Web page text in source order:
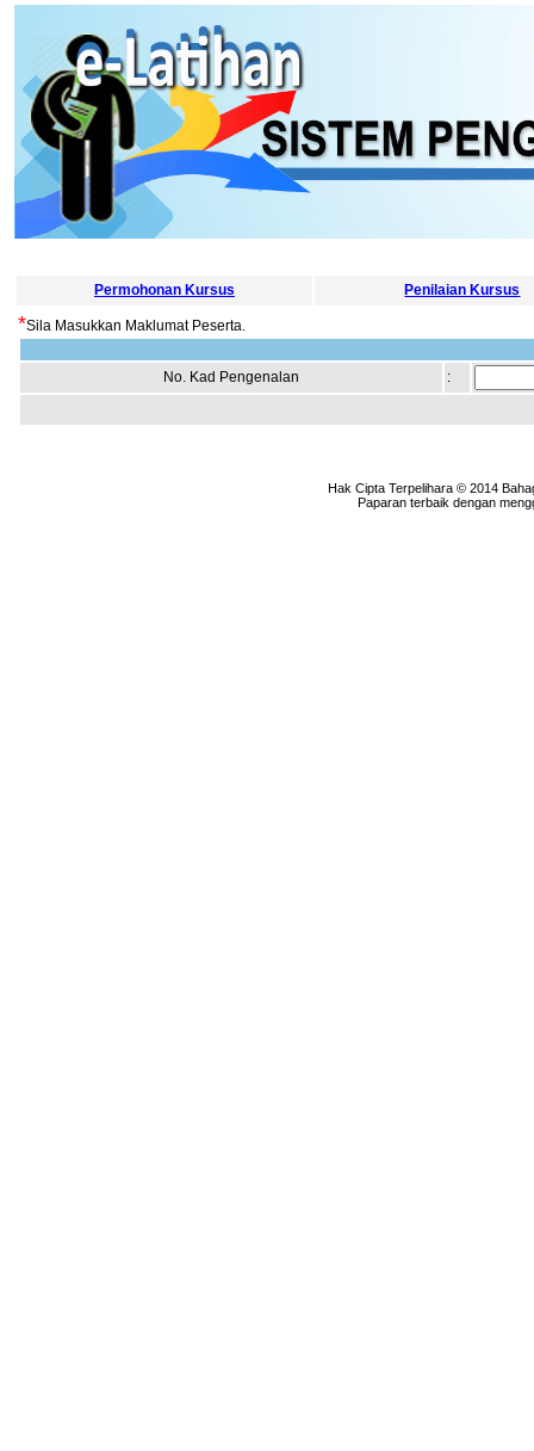
Permohonan Kursus Penilaian Kursus
*Sila Masukkan Maklumat Peserta.
No. Kad Pengenalan :
Hak Cipta Terpelihara © 2014
Paparan terbaik dengan